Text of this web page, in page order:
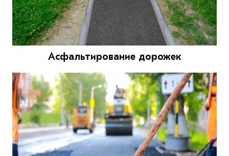
Асфальтирование дорожек